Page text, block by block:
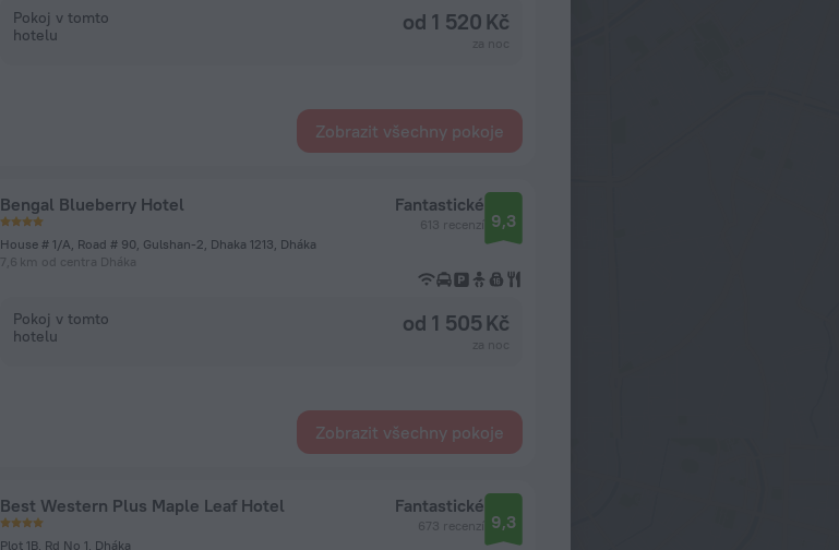
Pokoj v tomto
hotelu
od 1 520 Kč
Zobrazit všechny pokoje
Bengal Blueberry Hotel
House # 1/A, Road # 90, Gulshan-2, Dhaka 1213, Dháka
7,6 km od centra Dháka
Fantastické
613 recenzí 9,3
Pokoj v tomto
hotelu
od 1 505 Kč
Zobrazit všechny pokoje
Best Western Plus Maple Leaf Hotel
Plot 1B, Rd No 1, Dháka
Fantastické
673 recenzí 9,3